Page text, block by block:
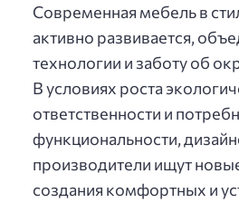
Современная мебель в
активно развивается,
технологии и заботу об
В условиях роста
ответственности и
функциональности,
производители ищут
создания комфортных и